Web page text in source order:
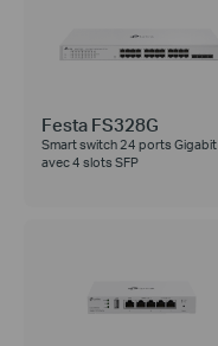
Festa FS328G
Smart switch 24 ports Gigabit
avec 4 slots SFP